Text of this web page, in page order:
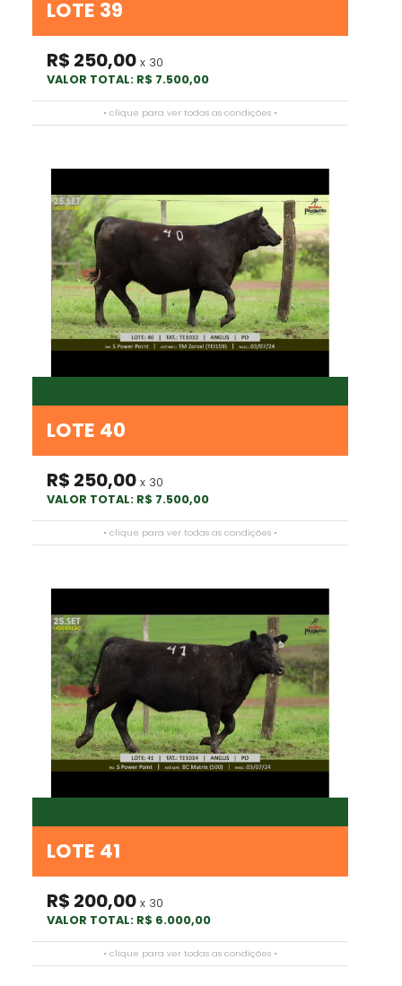
LOTE 39
R$ 250,00 x 30
VALOR TOTAL: R$ 7.500,00
• clique para ver todas as condições •
LOTE 40
R$ 250,00 x 30
VALOR TOTAL: R$ 7.500,00
• clique para ver todas as condições •
LOTE 41
R$ 200,00 x 30
VALOR TOTAL: R$ 6.000,00
• clique para ver todas as condições •